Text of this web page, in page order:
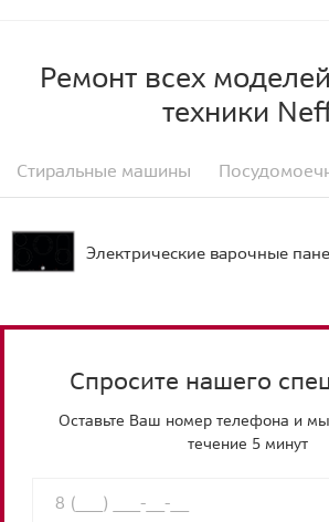
Ремонт всех
техники
Стиральные машины
Электрические варочные
Спросите нашего
Оставьте Ваш номер телефона и
течение 5 минут